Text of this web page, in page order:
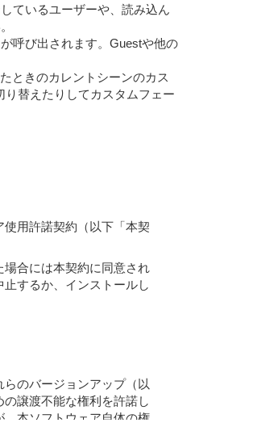
ているユーザーや、読み込ん
呼び出されます。Guestや他の
ときのカレントシーンのカス
替えたりしてカスタムフェー
用許諾契約（以下「本契
合には本契約に同意され
するか、インストールし
のバージョンアップ（以
譲渡不能な権利を許諾し
本ソフトウェア自体の権